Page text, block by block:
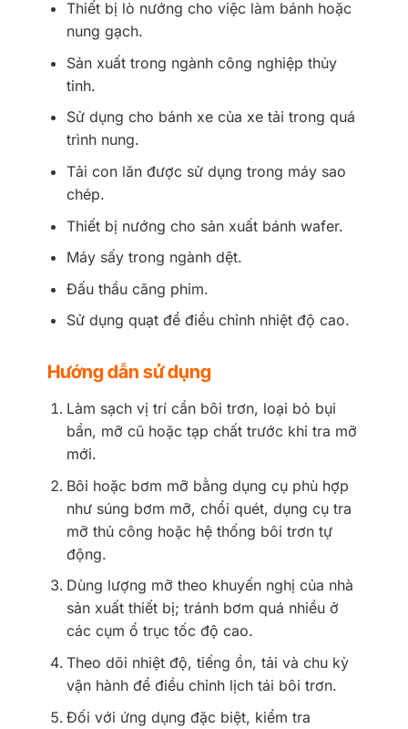
Thiết bị lò nướng cho việc làm bánh hoặc
nung gạch.
Sản xuất trong ngành công nghiệp thủy
tinh.
Sử dụng cho bánh xe của xe tải trong quá
trình nung.
Tải con lăn được sử dụng trong máy sao
chép.
Thiết bị nướng cho sản xuất bánh wafer.
Máy sấy trong ngành dệt.
Đấu thầu căng phim.
Sử dụng quạt để điều chỉnh nhiệt độ cao.
Hướng dẫn sử dụng
Làm sạch vị trí cần bôi trơn, loại bỏ bụi
bẩn, mỡ cũ hoặc tạp chất trước khi tra mỡ
mới.
Bôi hoặc bơm mỡ bằng dụng cụ phù hợp
như súng bơm mỡ, chổi quét, dụng cụ tra
mỡ thủ công hoặc hệ thống bôi trơn tự
động.
Dùng lượng mỡ theo khuyến nghị của nhà
sản xuất thiết bị; tránh bơm quá nhiều ở
các cụm ổ trục tốc độ cao.
Theo dõi nhiệt độ, tiếng ồn, tải và chu kỳ
vận hành để điều chỉnh lịch tái bôi trơn.
Đối với ứng dụng đặc biệt, kiểm tra